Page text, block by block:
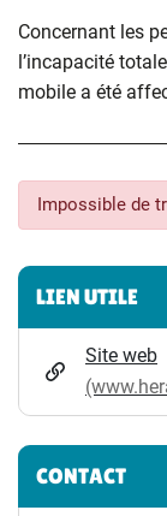
Concernant les
l’incapacité
mobile a été
Impossible de
LIEN UTILE
Site web
CONTACT